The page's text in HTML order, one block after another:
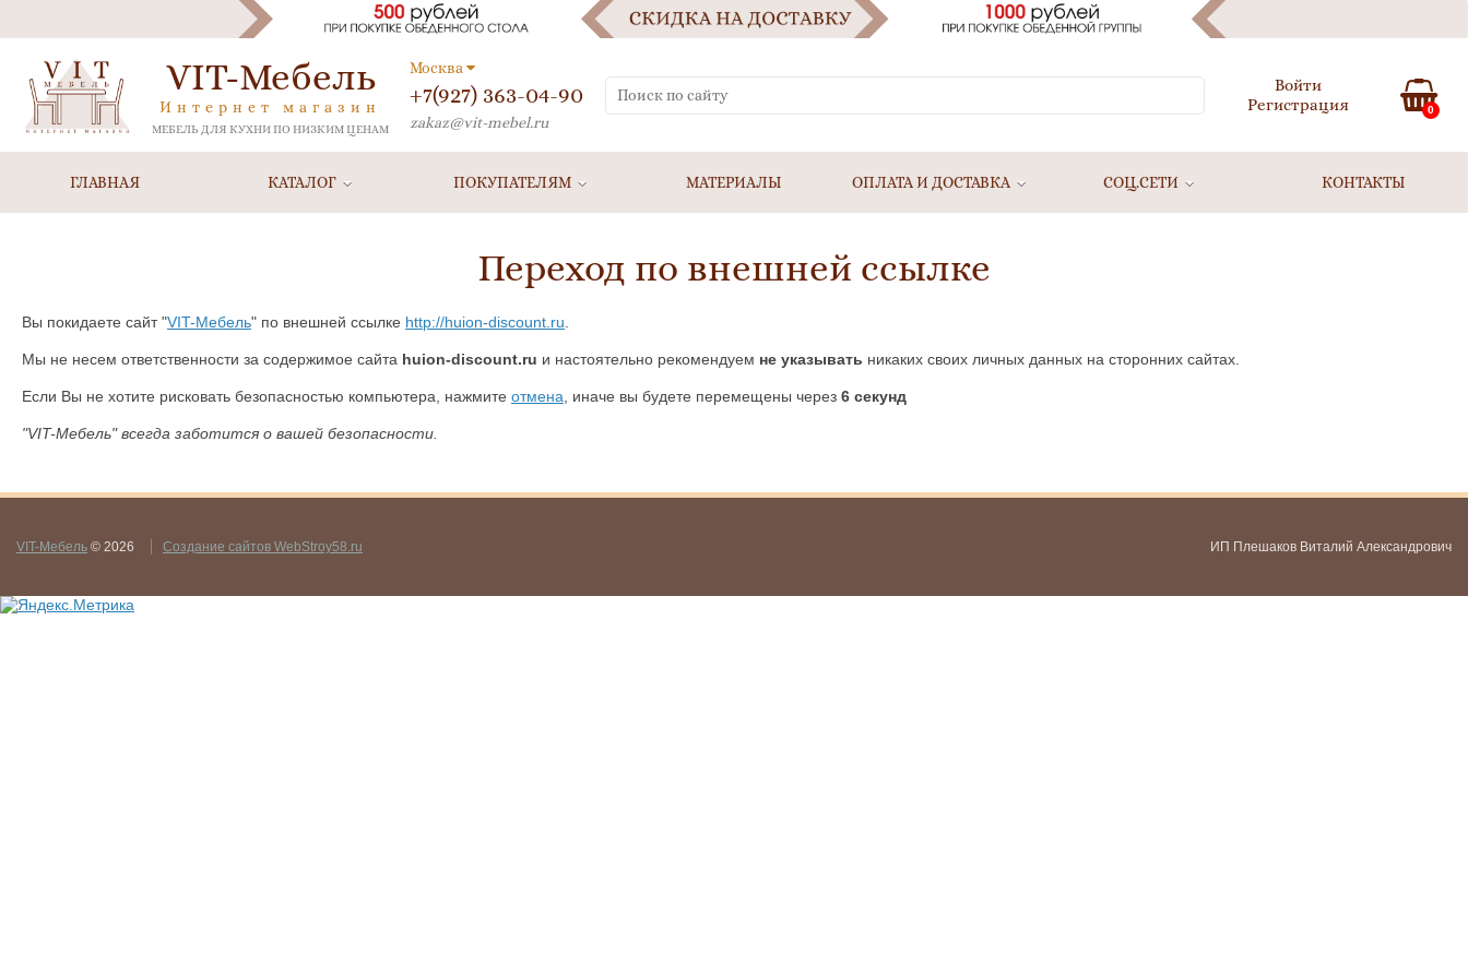
VIT-Мебель
Интернет магазин
МЕБЕЛЬ ДЛЯ КУХНИ ПО НИЗКИМ ЦЕНАМ
Москва
+7(927) 363-04-90
zakaz@vit-mebel.ru
Войти
Регистрация
0
ГЛАВНАЯ КАТАЛОГ ПОКУПАТЕЛЯМ МАТЕРИАЛЫ ОПЛАТА И ДОСТАВКА СОЦ.СЕТИ КОНТАКТЫ
Переход по внешней ссылке
Вы покидаете сайт "VIT-Мебель" по внешней ссылке http://huion-discount.ru
Мы не несем ответственности за содержимое сайта huion-discount.ru и настоятельно рекомендуем не указывать никаких своих личных данных на сторонних сайтах.
Если Вы не хотите рисковать безопасностью компьютера, нажмите отмена , иначе вы будете перемещены через 5 секунд
"VIT-Мебель" всегда заботится о вашей безопасности.
VIT-Мебель © 2026 Создание сайтов WebStroy58.ru ИП Плешаков Виталий Александрович